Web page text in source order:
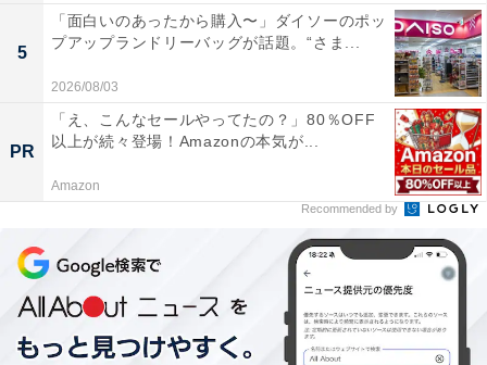
5
「面白いのあったから購入〜」ダイソーのポッ
プアップランドリーバッグが話題。“さま...
2026/08/03
PR
「え、こんなセールやってたの？」80％OFF
以上が続々登場！Amazonの本気が...
Amazon
Recommended by